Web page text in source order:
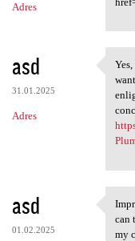
Adres
asd
31.01.2025
Adres
asd
01.02.2025
can
my